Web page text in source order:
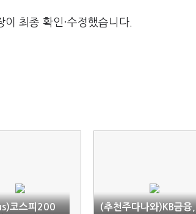
최종 확인·수정했습니다.
코스피200
(추천주다나와)KB금융,